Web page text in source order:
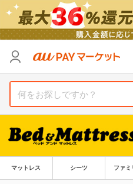
マットレス シーツ ファミ
支払い方法
その他の条件
送料無料
支払い方法
その他の条件
送料無料